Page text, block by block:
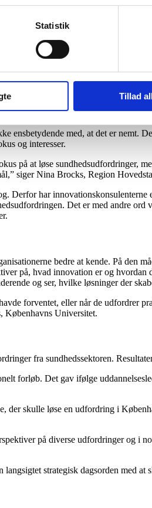
Statistik
Tillad
i samarbejdet forstår
af fremtidens børnehospital.
Herefter udviklede de design-
udvikling og de studerende fik
overblikket til at sikre, at de rette
med, at det er nemt.
og interesser.
på at løse sundhedsudfordringer,
siger Nina Brocks, Region
Derfor har
Det er med andre
bedre at kende. På den
på, hvad innovation er og
og ser, hvilke løsninger der
forventet, eller når de udfordrer
Københavns Universitet.
fra sundhedssektoren.
forløb. Det gav ifølge
skulle løse en udfordring i
på diverse udfordringer og i
strategisk dagsorden med at